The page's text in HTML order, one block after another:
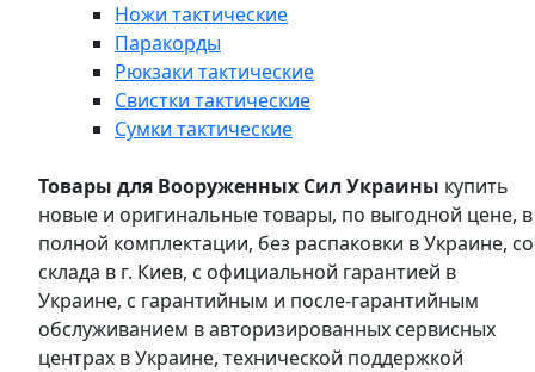
Ножи тактические
Паракорды
Рюкзаки тактические
Свистки тактические
Сумки тактические
Товары для Вооруженных Сил Украины купить
новые и оригинальные товары, по выгодной цене, в
полной комплектации, без распаковки в Украине, со
склада в г. Киев, с официальной гарантией в
Украине, с гарантийным и после-гарантийным
обслуживанием в авторизированных сервисных
центрах в Украине, технической поддержкой